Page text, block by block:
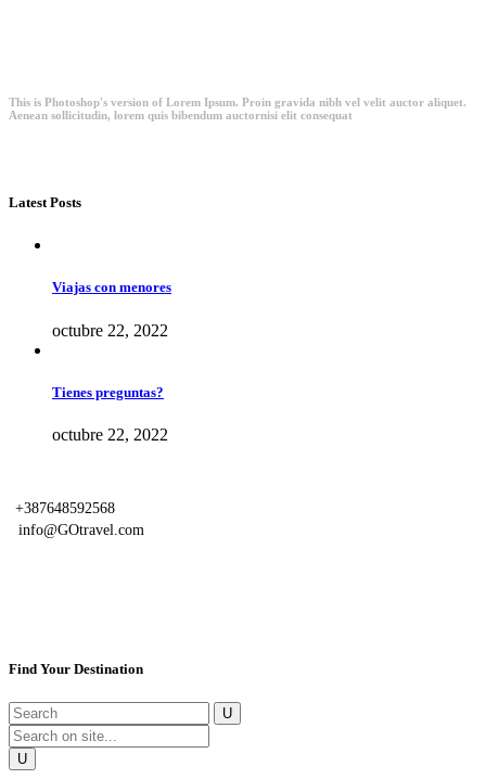
This is Photoshop's version of Lorem Ipsum. Proin gravida nibh vel velit auctor aliquet.
Aenean sollicitudin, lorem quis bibendum auctornisi elit consequat
Latest Posts
Viajas con menores
octubre 22, 2022
Tienes preguntas?
octubre 22, 2022
+387648592568
info@GOtravel.com
Find Your Destination